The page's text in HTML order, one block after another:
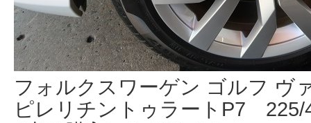
フォルクスワーゲン ゴルフ ヴ
ピレリチントゥラートP7 225/